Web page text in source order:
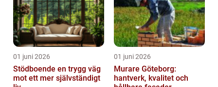
01 juni 2026
Stödboende en trygg väg
mot ett mer självständigt
01 juni 2026
Murare Göteborg:
hantverk, kvalitet och